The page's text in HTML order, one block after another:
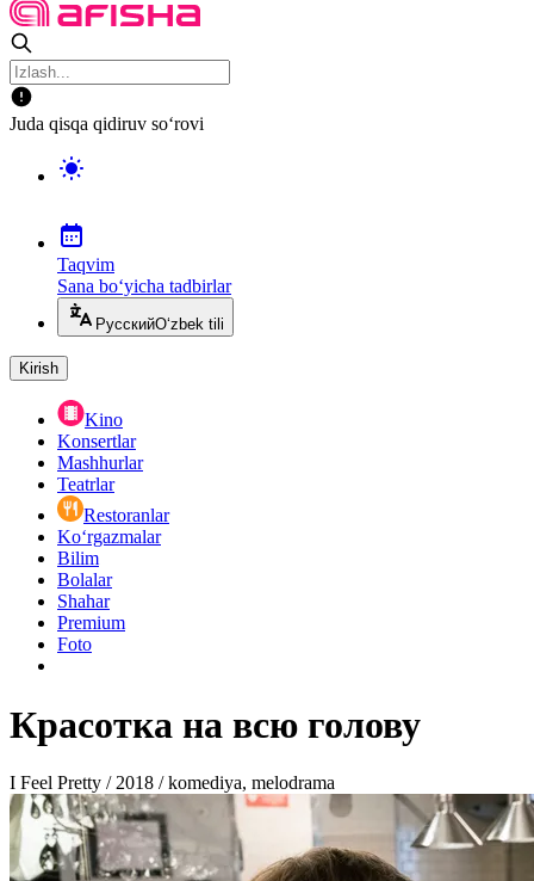
Juda qisqa qidiruv so‘rovi
Taqvim
Sana bo‘yicha tadbirlar
РусскийO‘zbek tili
Kirish
Kino
Konsertlar
Mashhurlar
Teatrlar
Restoranlar
Ko‘rgazmalar
Bilim
Bolalar
Shahar
Premium
Foto
Красотка на всю голову
I Feel Pretty / 2018 / komediya, melodrama